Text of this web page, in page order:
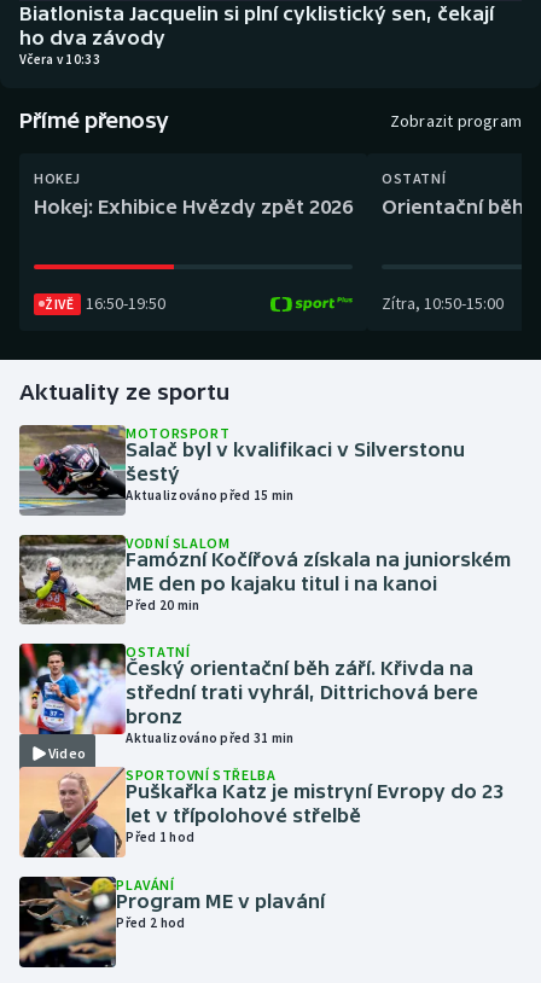
Boby a skeleton
Curling
Dostihy
Futsal
Golf
Gymnastika
Házená
Jezdectví
Judo
Krasobruslení
Lezení
Lyže a snowboard
Moderní pětiboj
Motorsport
Olympijské hry
AZ kvíz
Biatlonista Jacquelin si plní cyklistický sen, čekají
ho dva závody
Včera v 10:33
Přímé přenosy Zobrazit program
HOKEJ
Hokej: Exhibice Hvězdy zpět 2026
ŽIVĚ 16:50-19:50
OSTATNÍ
Orientační běh:
Zítra, 10:50-15:00
Aktuality ze sportu
MOTORSPORT
Salač byl v kvalifikaci v Silverstonu
šestý
Aktualizováno před 15 min
VODNÍ SLALOM
Famózní Kočířová získala na juniorském
ME den po kajaku titul i na kanoi
Před 20 min
Video
OSTATNÍ
Český orientační běh září. Křivda na
střední trati vyhrál, Dittrichová bere
bronz
Aktualizováno před 31 min
SPORTOVNÍ STŘELBA
Puškařka Katz je mistryní Evropy do 23
let v třípolohové střelbě
Před 1 hod
PLAVÁNÍ
Program ME v plavání
Před 2 hod